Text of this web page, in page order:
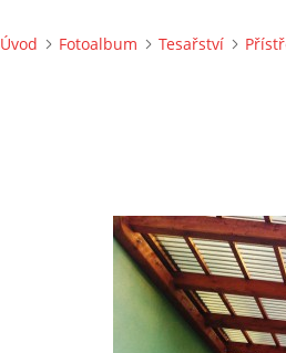
Úvod Fotoalbum Tesařství